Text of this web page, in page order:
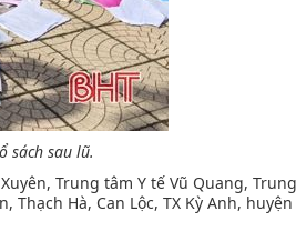
sách sau lũ.
Trung tâm Y tế Vũ Quang, Trung
Thạch Hà, Can Lộc, TX Kỳ Anh, huyện